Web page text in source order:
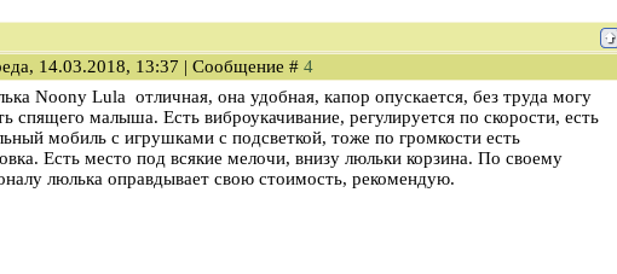
14.03.2018, 13:37 | Сообщение # 4
Noony Lula отличная, она удобная, капор опускается, без труда могу
спящего малыша. Есть виброукачивание, регулируется по скорости, есть
мобиль с игрушками с подсветкой, тоже по громкости есть
Есть место под всякие мелочи, внизу люльки корзина. По своему
люлька оправдывает свою стоимость, рекомендую.